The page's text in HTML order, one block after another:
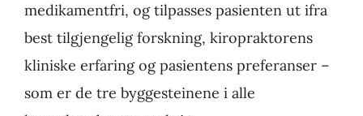
medikamentfri, og tilpasses pasienten ut ifra
best tilgjengelig forskning, kiropraktorens
kliniske erfaring og pasientens preferanser –
som er de tre byggesteinene i alle